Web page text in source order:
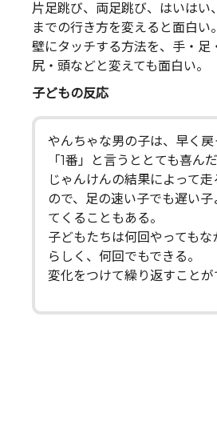
片足跳び、両足跳び、はいはい
までの行き方を変えると面白い。
壁にタッチする方法を、手・足
尻・頭などと変えても面白い。
子どもの反応
やんちゃな男の子は、早く
「1番」と言うととても喜んだ
じゃんけんの結果によって
ので、足の速い子でも遅い子
てくることもある。
子どもたちは何回やってもな
らしく、何回でもできる。
変化をつけて繰り返すことが